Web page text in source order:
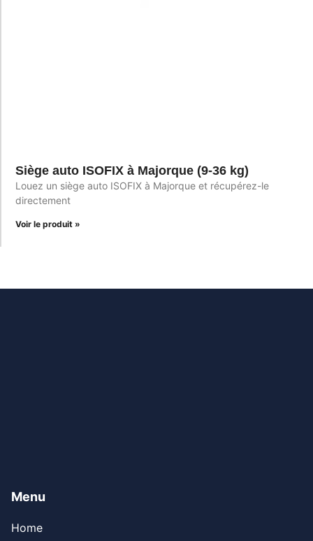
Siège auto ISOFIX à Majorque (9-36 kg)
Louez un siège auto ISOFIX à Majorque et récupérez-le
directement
Voir le produit »
Menu
Home